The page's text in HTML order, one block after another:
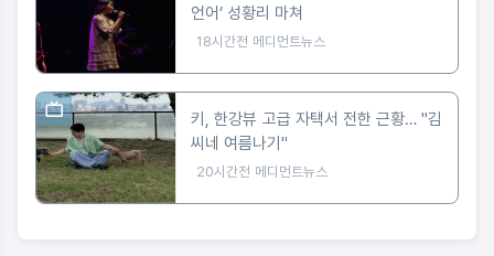
언어’ 성황리 마쳐
18시간전 메디먼트뉴스
키, 한강뷰 고급 자택서 전한 근황… "김
씨네 여름나기"
20시간전 메디먼트뉴스